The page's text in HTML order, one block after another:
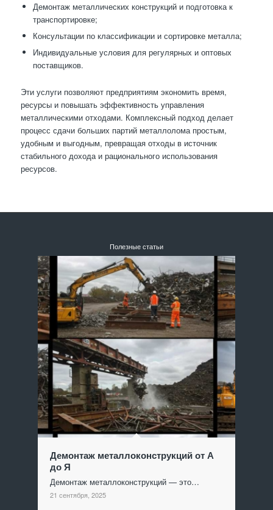
Демонтаж металлических конструкций и подготовка к
транспортировке;
Консультации по классификации и сортировке металла;
Индивидуальные условия для регулярных и оптовых
поставщиков.
Эти услуги позволяют предприятиям экономить время,
ресурсы и повышать эффективность управления
металлическими отходами. Комплексный подход делает
процесс сдачи больших партий металлолома простым,
удобным и выгодным, превращая отходы в источник
стабильного дохода и рационального использования
ресурсов.
Полезные статьи
Демонтаж металлоконструкций от А
до Я
Демонтаж металлоконструкций — это…
21 сентября, 2025